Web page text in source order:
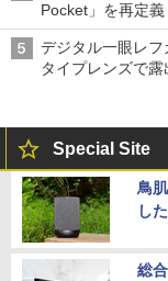
Pocket」を再定
デジタル一眼レ
タイプレンズで
Special Site
鳥
し
総